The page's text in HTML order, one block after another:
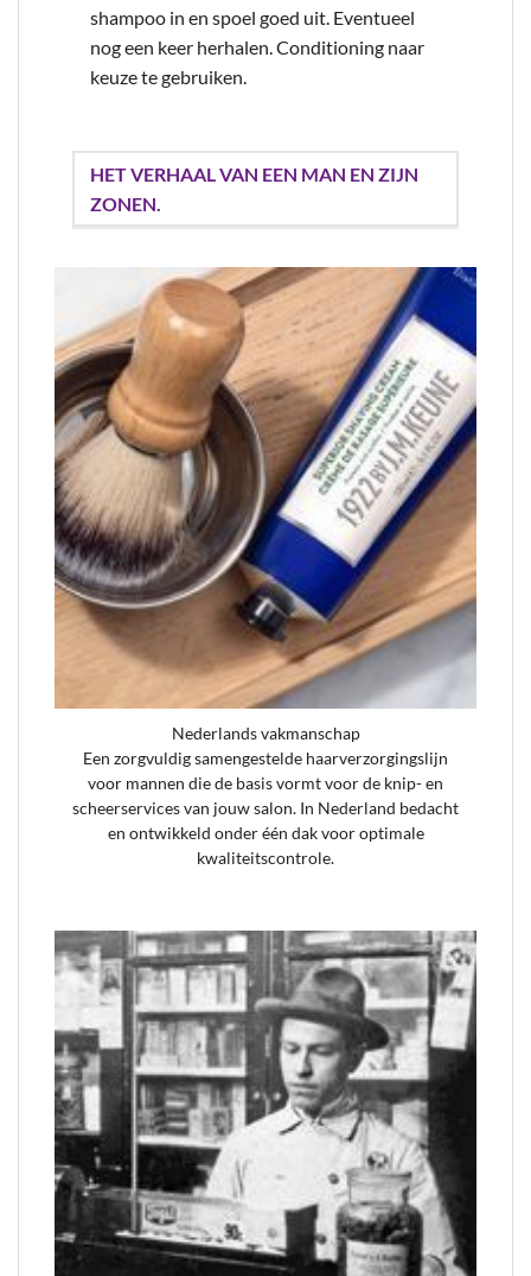
shampoo in en spoel goed uit. Eventueel
nog een keer herhalen. Conditioning naar
keuze te gebruiken.
HET VERHAAL VAN EEN MAN EN ZIJN
ZONEN.
Nederlands vakmanschap
Een zorgvuldig samengestelde haarverzorgingslijn
voor mannen die de basis vormt voor de knip- en
scheerservices van jouw salon. In Nederland bedacht
en ontwikkeld onder één dak voor optimale
kwaliteitscontrole.